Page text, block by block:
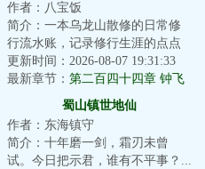
作者：八宝饭
简介：一本乌龙山散修的日常修
行流水账，记录修行生涯的点点
滴滴......女怕嫁错郎，男怕入错
行，既然一开...
更新时间：2026-08-07 19:31:33
最新章节： 第二百四十四章 钟飞
蜀山镇世地仙
作者：东海镇守
简介：十年磨一剑，霜刃未曾
试。今日把示君，谁有不平事？...